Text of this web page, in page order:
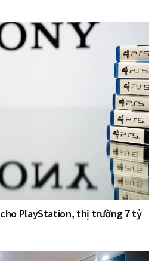
PlayStation, thị trường 7 tỷ